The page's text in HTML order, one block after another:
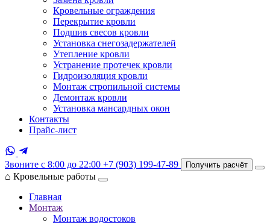
Кровельные ограждения
Перекрытие кровли
Подшив свесов кровли
Установка снегозадержателей
Утепление кровли
Устранение протечек кровли
Гидроизоляция кровли
Монтаж стропильной системы
Демонтаж кровли
Установка мансардных окон
Контакты
Прайс-лист
Звоните с 8:00 до 22:00 +7 (903) 199-47-89 Получить расчёт
⌂ Кровельные работы
Главная
Монтаж
Монтаж водостоков